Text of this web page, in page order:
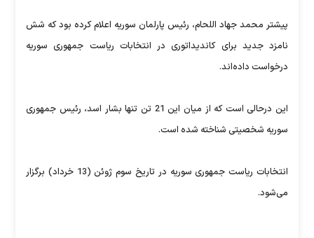
پیشتر محمد جهاد اللحام، رئیس پارلمان سوریه اعلام کرده بود که شش
نامزد جدید برای کاندیداتوری در انتخابات ریاست جمهوری سوریه
درخواست داده‌اند.
این درحالی است که از میان این 21 تن تنها بشار اسد، رئیس جمهوری
سوریه شخصیتی شناخته شده است.
انتخابات ریاست جمهوری سوریه در تاریخ سوم ژوئن (13 خرداد) برگزار
می‌شود.